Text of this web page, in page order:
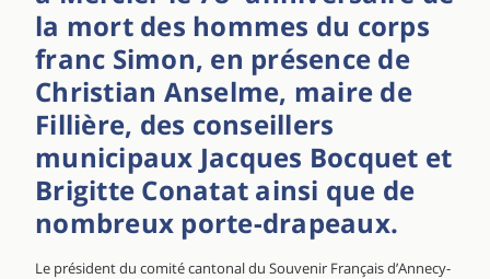
la mort des hommes du corps
franc Simon, en présence de
Christian Anselme, maire de
Fillière, des conseillers
municipaux Jacques Bocquet et
Brigitte Conatat ainsi que de
nombreux porte-drapeaux.
Le président du comité cantonal du Souvenir Français d’Annecy-